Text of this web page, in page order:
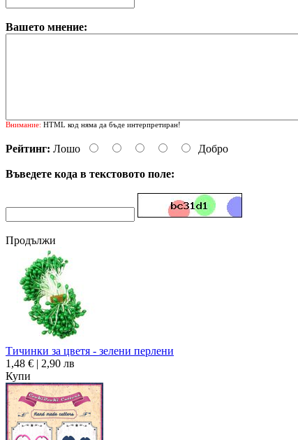
Вашето мнение:
Внимание: HTML код няма да бъде интерпретиран!
Рейтинг: Лошо Добро
Въведете кода в текстовото поле:
Продължи
Тичинки за цветя - зелени перлени
1,48 € | 2,90 лв
Купи